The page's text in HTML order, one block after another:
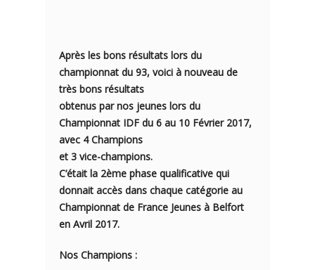
Après les bons résultats lors du
championnat du 93, voici à nouveau de
très bons résultats
obtenus par nos jeunes lors du
Championnat IDF du 6 au 10 Février 2017,
avec 4 Champions
et 3 vice-champions.
C’était la 2ème phase qualificative qui
donnait accès dans chaque catégorie au
Championnat de France Jeunes à Belfort
en Avril 2017.
Nos Champions :